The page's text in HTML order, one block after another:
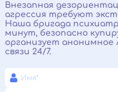
Внезапная
агрессия требуют
Наша бригада
минут, безопасно
организует анонимное
связи 24/7.